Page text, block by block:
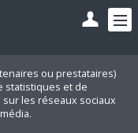
ou prestataires)
statistiques et de
sur les réseaux sociaux